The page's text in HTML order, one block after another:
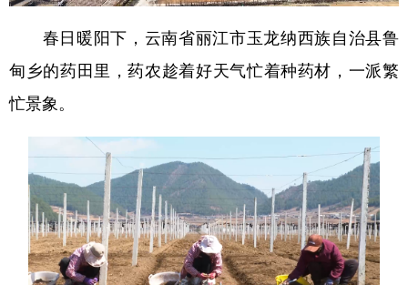
春日暖阳下，云南省丽江市玉龙纳西族自治县鲁
甸乡的药田里，药农趁着好天气忙着种药材，一派繁
忙景象。